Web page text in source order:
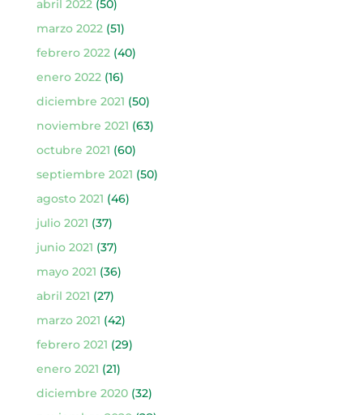
abril 2022(50)
marzo 2022(51)
febrero 2022(40)
enero 2022(16)
diciembre 2021 (50)
noviembre 2021 (63)
octubre 2021 (60)
septiembre 2021 (50)
agosto 2021 (46)
julio 2021 (37)
junio 2021 (37)
mayo 2021 (36)
abril 2021 (27)
marzo 2021 (42)
febrero 2021 (29)
enero 2021 (21)
diciembre 2020(32)